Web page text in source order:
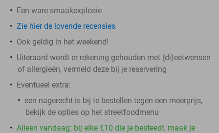
Een ware smaakexplosie
Zie hier de lovende recensies
Ook geldig in het weekend!
Uiteraard wordt er rekening gehouden met (di)eetwensen
of allergieën, vermeld deze bij je reservering
Eventueel extra:
een nagerecht is bij te bestellen tegen een meerprijs,
bekijk de opties op het streetfoodmenu
Alleen vandaag: bij elke €10 die je besteedt, maak je